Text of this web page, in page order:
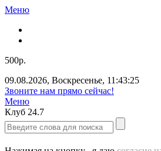
Меню
500р.
09.08.2026, Воскресенье, 11:43:25
Звоните нам прямо сейчас!
Меню
Клуб 24.7